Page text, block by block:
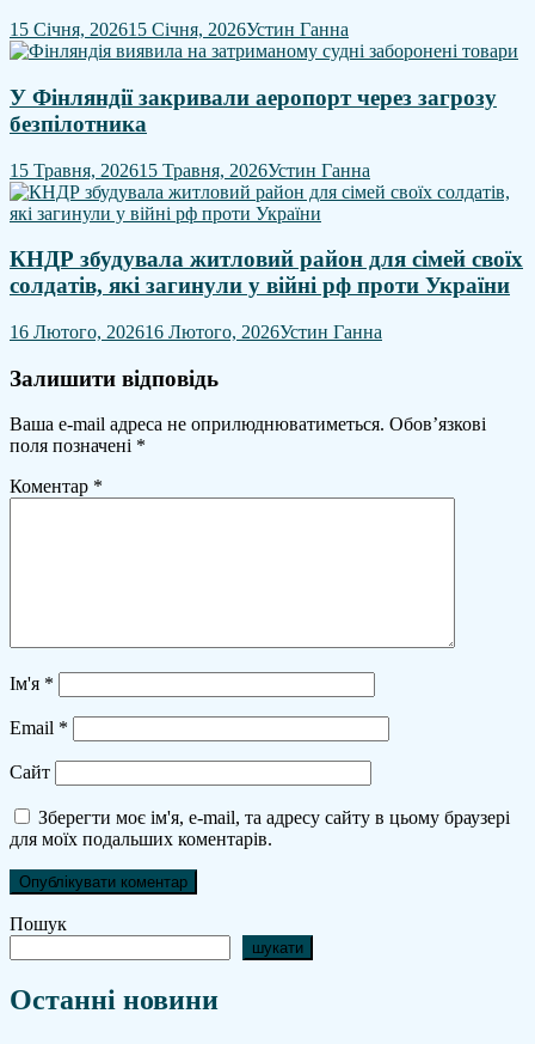
15 Січня, 202615 Січня, 2026Устин Ганна
У Фінляндії закривали аеропорт через загрозу
безпілотника
15 Травня, 202615 Травня, 2026Устин Ганна
КНДР збудувала житловий район для сімей своїх
солдатів, які загинули у війні рф проти України
16 Лютого, 202616 Лютого, 2026Устин Ганна
Залишити відповідь
Ваша e-mail адреса не оприлюднюватиметься. Обов’язкові
поля позначені *
Коментар *
Ім'я *
Email *
Сайт
Зберегти моє ім'я, e-mail, та адресу сайту в цьому браузері
для моїх подальших коментарів.
Пошук
шукати
Останні новини